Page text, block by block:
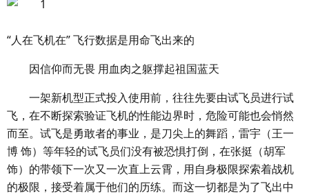
“人在飞机在” 飞行数据是用命飞出来的
因信仰而无畏 用血肉之躯撑起祖国蓝天
一架新机型正式投入使用前，往往先要由试飞员进行试
飞，在不断探索验证飞机的性能边界时，危险可能也会悄然
而至。试飞是勇敢者的事业，是刀尖上的舞蹈，雷宇（王一
博 饰）等年轻的试飞员们没有被恐惧打倒，在张挺（胡军
饰）的带领下一次又一次直上云霄，用自身极限探索着战机
的极限，接受着属于他们的历练。而这一切都是为了飞出中